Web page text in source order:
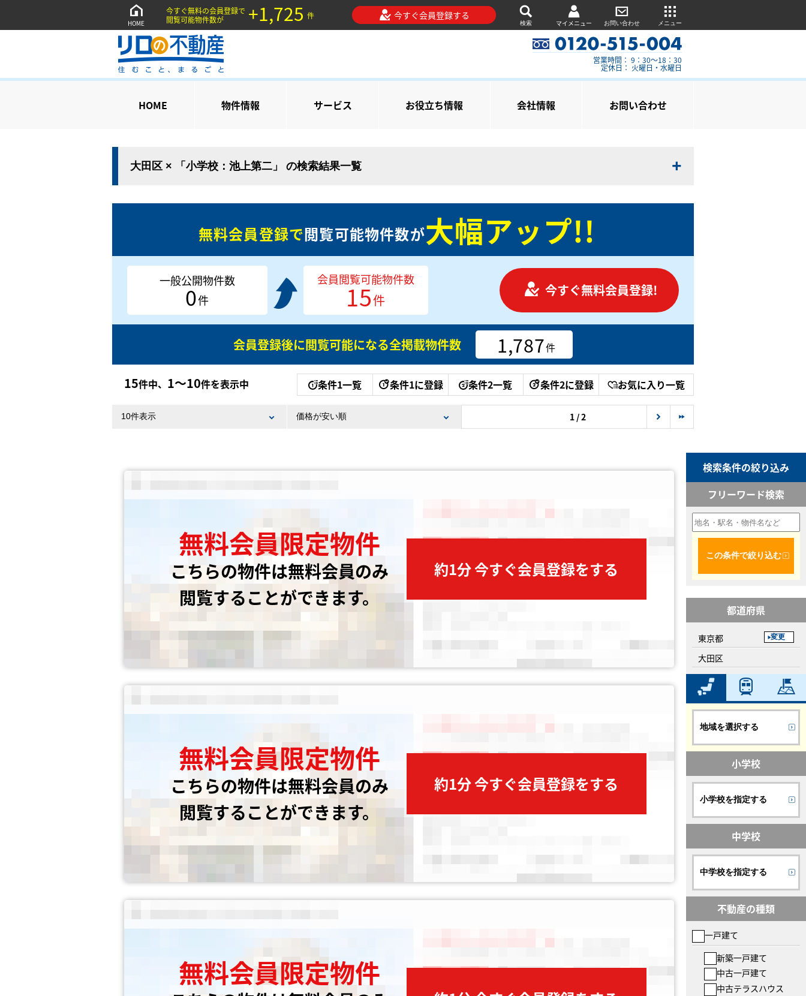
HOME
今すぐ無料の会員登録で
閲覧可能物件数が
+1,725 件 今すぐ会員登録する
検索 マイメニュー お問い合わせ メニュー
営業時間： 9：30～18：30
定休日： 火曜日・水曜日
HOME 物件情報 サービス お役立ち情報 会社情報 お問い合わせ
大田区 × 「小学校：池上第二」 の検索結果一覧
無料会員登録で閲覧可能物件数が大幅アップ!!
一般公開物件数
0件
会員閲覧可能物件数
15件
今すぐ無料会員登録!
会員登録後に閲覧可能になる全掲載物件数 1,787件
15件中、 1〜10件を表示中 条件1一覧 条件1に登録 条件2一覧 条件2に登録 お気に入り一覧
1 / 2
無料会員限定物件
こちらの物件は無料会員のみ
閲覧することができます。
約1分 今すぐ会員登録をする
無料会員限定物件
こちらの物件は無料会員のみ
閲覧することができます。
約1分 今すぐ会員登録をする
無料会員限定物件
検索条件の絞り込み
フリーワード検索
この条件で絞り込む
都道府県
東京都 変更
大田区
地域を選択する
小学校
小学校を指定する
中学校
中学校を指定する
不動産の種類
一戸建て
新築一戸建て
中古一戸建て
中古テラスハウス